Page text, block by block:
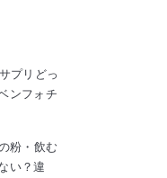
プリどっ
ンフォチ
粉・飲む
い？違